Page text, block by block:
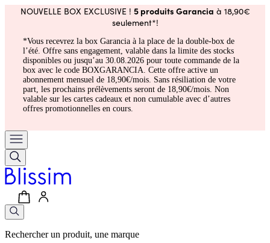
NOUVELLE BOX EXCLUSIVE ! 5 produits Garancia à 18,90€
seulement*!
*Vous recevrez la box Garancia à la place de la double-box de
l’été. Offre sans engagement, valable dans la limite des stocks
disponibles ou jusqu’au 30.08.2026 pour toute commande de la
box avec le code BOXGARANCIA. Cette offre active un
abonnement mensuel de 18,90€/mois. Sans résiliation de votre
part, les prochains prélèvements seront de 18,90€/mois. Non
valable sur les cartes cadeaux et non cumulable avec d’autres
offres promotionnelles en cours.
Rechercher un produit, une marque